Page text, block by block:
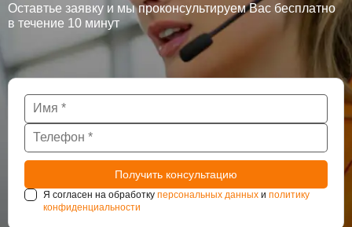
Оставтье заявку и мы проконсультируем Вас бесплатно
в течение 10 минут
Я согласен на обработку персональных данных и политику
конфиденциальности